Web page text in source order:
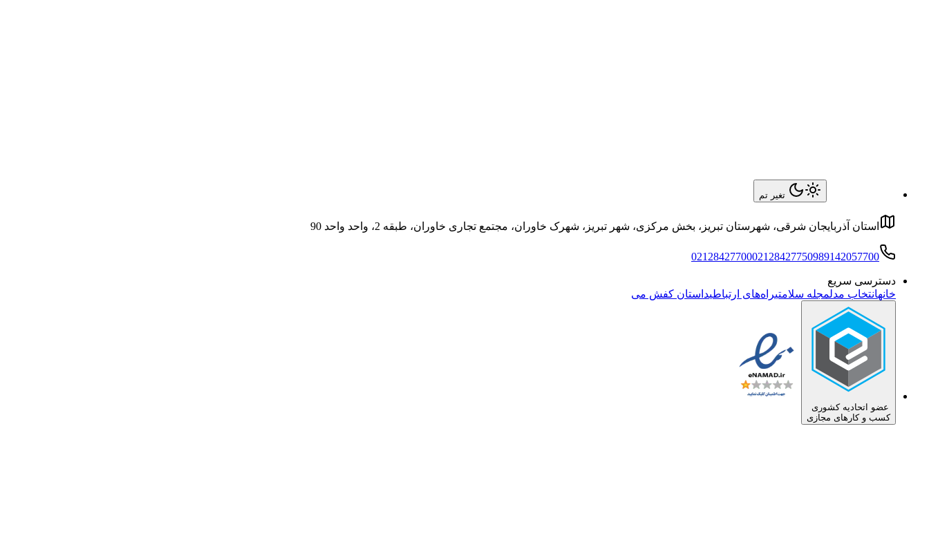
تغیر تم
استان آذربایجان شرقی، شهرستان تبریز، بخش مرکزی، شهر تبریز، شهرک خاوران، مجتمع تجاری خاوران، طبقه 2، واحد واحد 90
0212842770002128427750989142057700
دسترسی سریع
خانهانتخاب مدلمجله سلامتیراه‌های ارتباطیداستان کفش می
عضو اتحادیه کشوری
کسب و کارهای مجازی